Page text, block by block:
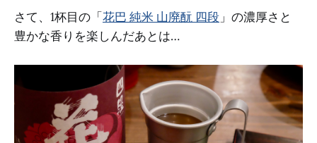
さて、1杯目の「花巴 純米 山廃酛 四段 」の濃厚さと
豊かな香りを楽しんだあとは…